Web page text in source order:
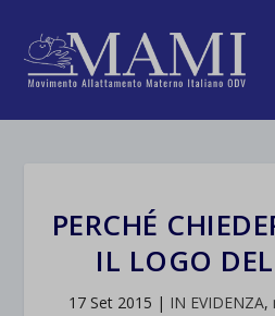
PERCHÉ
IL LOGO
17 Set 2015 | IN EVIDENZA,